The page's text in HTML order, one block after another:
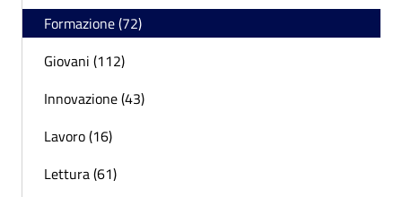
Formazione (72)
Giovani (112)
Innovazione (43)
Lavoro (16)
Lettura (61)